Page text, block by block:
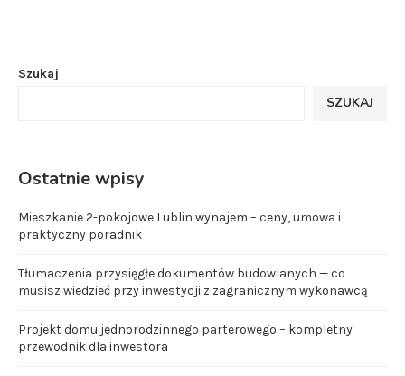
Szukaj
SZUKAJ
Ostatnie wpisy
Mieszkanie 2-pokojowe Lublin wynajem – ceny, umowa i
praktyczny poradnik
Tłumaczenia przysięgłe dokumentów budowlanych — co
musisz wiedzieć przy inwestycji z zagranicznym wykonawcą
Projekt domu jednorodzinnego parterowego – kompletny
przewodnik dla inwestora